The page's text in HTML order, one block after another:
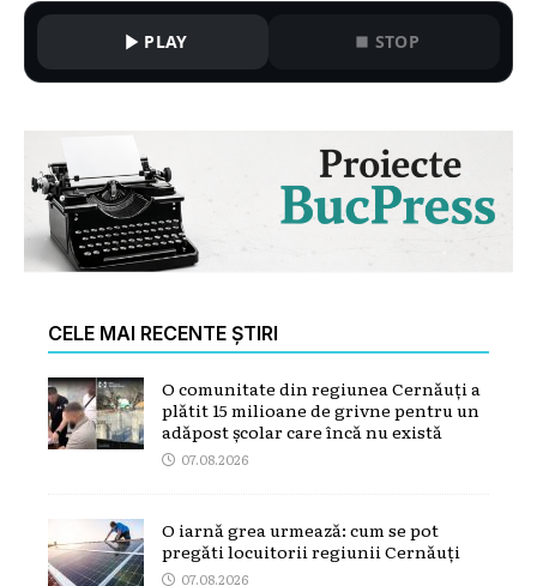
PLAY STOP
CELE MAI RECENTE ȘTIRI
O comunitate din regiunea Cernăuți a
plătit 15 milioane de grivne pentru un
adăpost școlar care încă nu există
07.08.2026
O iarnă grea urmează: cum se pot
pregăti locuitorii regiunii Cernăuți
07.08.2026